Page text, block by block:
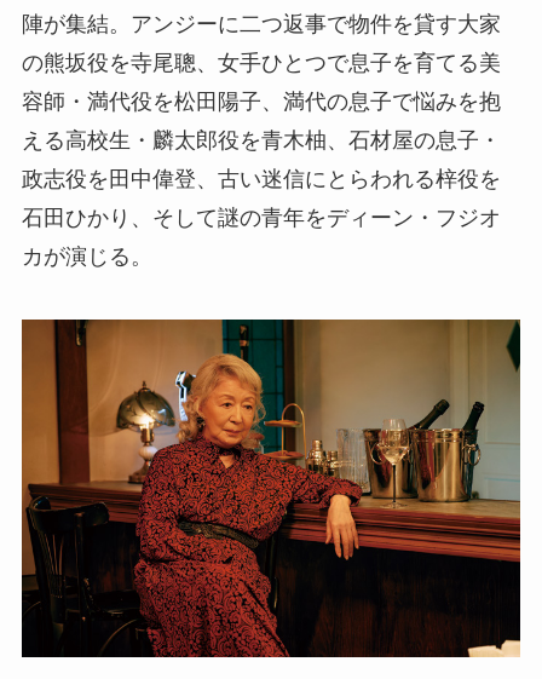
陣が集結。アンジーに二つ返事で物件を貸す大家
の熊坂役を寺尾聰、女手ひとつで息子を育てる美
容師・満代役を松田陽子、満代の息子で悩みを抱
える高校生・麟太郎役を青木柚、石材屋の息子・
政志役を田中偉登、古い迷信にとらわれる梓役を
石田ひかり、そして謎の青年をディーン・フジオ
カが演じる。